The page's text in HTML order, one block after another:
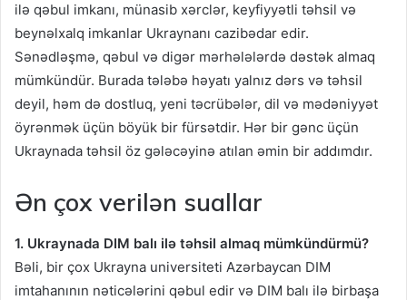
ilə qəbul imkanı, münasib xərclər, keyfiyyətli təhsil və
beynəlxalq imkanlar Ukraynanı cazibədar edir.
Sənədləşmə, qəbul və digər mərhələlərdə dəstək almaq
mümkündür. Burada tələbə həyatı yalnız dərs və təhsil
deyil, həm də dostluq, yeni təcrübələr, dil və mədəniyyət
öyrənmək üçün böyük bir fürsətdir. Hər bir gənc üçün
Ukraynada təhsil öz gələcəyinə atılan əmin bir addımdır.
Ən çox verilən suallar
1. Ukraynada DIM balı ilə təhsil almaq mümkündürmü?
Bəli, bir çox Ukrayna universiteti Azərbaycan DIM
imtahanının nəticələrini qəbul edir və DIM balı ilə birbaşa